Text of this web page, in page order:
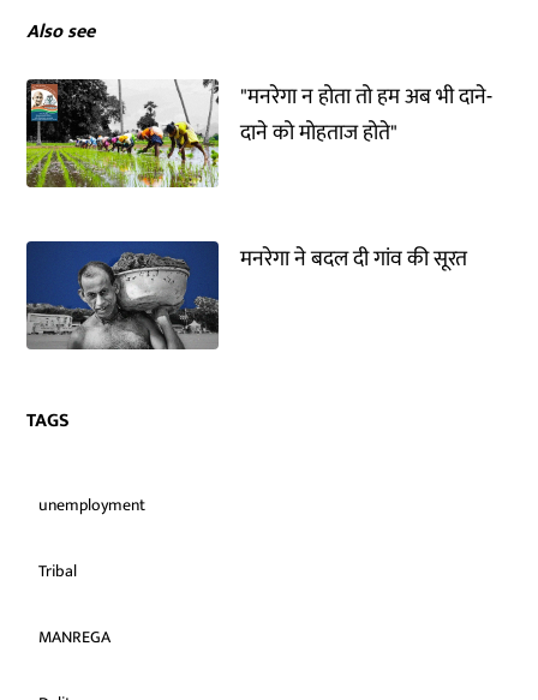
Also see
"मनरेगा न होता तो हम अब भी दाने-
दाने को मोहताज होते"
मनरेगा ने बदल दी गांव की सूरत
TAGS
unemployment
Tribal
MANREGA